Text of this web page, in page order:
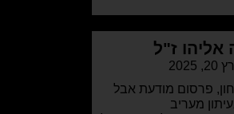
ז"ל
מודעת אבל